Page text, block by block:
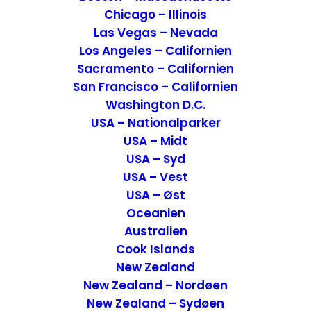
Chicago – Illinois
Las Vegas – Nevada
Los Angeles – Californien
Sacramento – Californien
San Francisco – Californien
Washington D.C.
USA – Nationalparker
USA – Midt
USA – Syd
USA – Vest
USA – Øst
Oceanien
Australien
Cook Islands
New Zealand
New Zealand – Nordøen
New Zealand – Sydøen
Ankomsten til Leuven
Efter vores luxuriøse slotophold i
, var tiden nu kommet til at vi
skulle videre. Vi satte kurs mod Leuven og